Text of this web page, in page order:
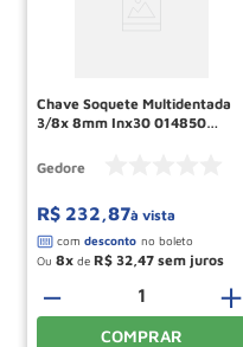
Chave Soquete Multidentada
3/8x 8mm Inx30 014850
Gedore
R$ 232,87à vista
Ou 8 de R$ 32 47
＋
－
COMPRAR